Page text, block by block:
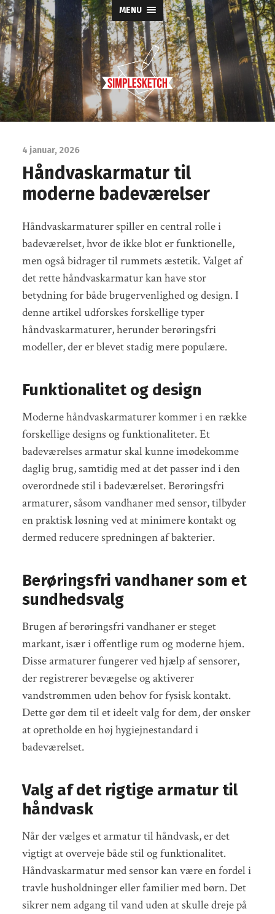
MENU
Simple
Sketch
4 januar, 2026
Håndvaskarmatur til
moderne badeværelser
Håndvaskarmaturer spiller en central rolle i
badeværelset, hvor de ikke blot er funktionelle,
men også bidrager til rummets æstetik. Valget af
det rette håndvaskarmatur kan have stor
betydning for både brugervenlighed og design. I
denne artikel udforskes forskellige typer
håndvaskarmaturer, herunder berøringsfri
modeller, der er blevet stadig mere populære.
Funktionalitet og design
Moderne håndvaskarmaturer kommer i en række
forskellige designs og funktionaliteter. Et
badeværelses armatur skal kunne imødekomme
daglig brug, samtidig med at det passer ind i den
overordnede stil i badeværelset. Berøringsfri
armaturer, såsom vandhaner med sensor, tilbyder
en praktisk løsning ved at minimere kontakt og
dermed reducere spredningen af bakterier.
Berøringsfri vandhaner som et
sundhedsvalg
Brugen af berøringsfri vandhaner er steget
markant, især i offentlige rum og moderne hjem.
Disse armaturer fungerer ved hjælp af sensorer,
der registrerer bevægelse og aktiverer
vandstrømmen uden behov for fysisk kontakt.
Dette gør dem til et ideelt valg for dem, der ønsker
at opretholde en høj hygiejnestandard i
badeværelset.
Valg af det rigtige armatur til
håndvask
Når der vælges et armatur til håndvask, er det
vigtigt at overveje både stil og funktionalitet.
Håndvaskarmatur med sensor kan være en fordel i
travle husholdninger eller familier med børn. Det
sikrer nem adgang til vand uden at skulle dreje på